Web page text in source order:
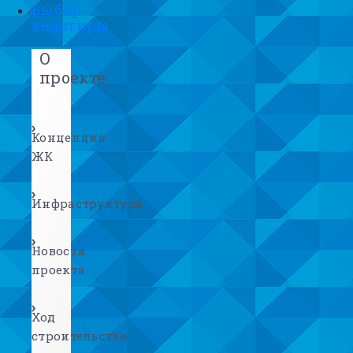
Выбор
квартиры
О
проекте
Концепция
ЖК
Инфраструктура
Новости
проекта
Ход
строительства